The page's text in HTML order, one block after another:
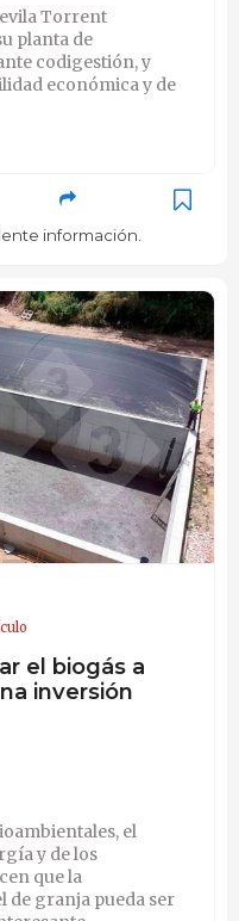
Torrent
planta de
codigestión, y
económica y de
información.
el biogás a
inversión
el
y de los
que la
de granja pueda ser